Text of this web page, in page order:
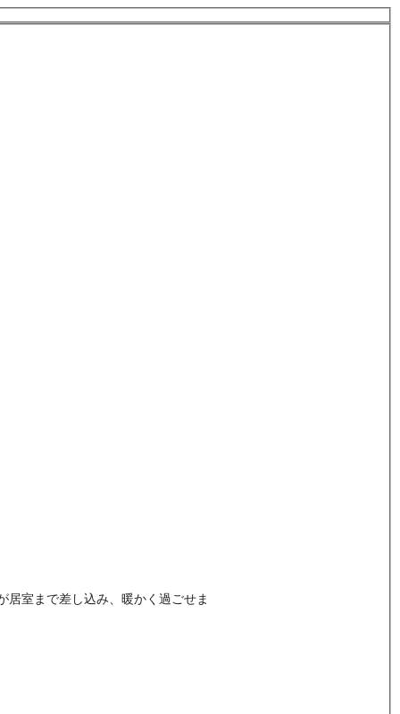
室まで差し込み、暖かく過ごせま